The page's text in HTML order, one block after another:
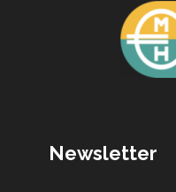
Newsletter